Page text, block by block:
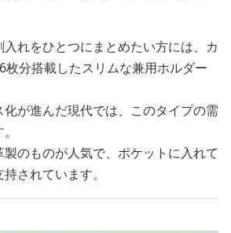
れをひとつにまとめたい方には、カ
枚分搭載したスリムな兼用ホルダー
が進んだ現代では、このタイプの需
のものが人気で、ポケットに入れて
されています。